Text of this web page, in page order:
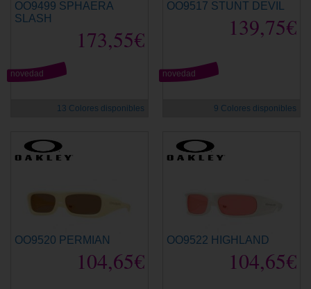
OO9499 SPHAERA
SLASH
173,55€
novedad
13 Colores disponibles
OO9517 STUNT DEVIL
139,75€
novedad
9 Colores disponibles
OO9520 PERMIAN
104,65€
OO9522 HIGHLAND
104,65€